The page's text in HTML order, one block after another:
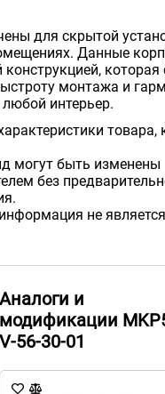
для скрытой
Данные
конструкцией, которая
монтажа и
интерьер.
товара,
могут быть изменены
без
не
Аналоги и
модификации
V-56-30-01